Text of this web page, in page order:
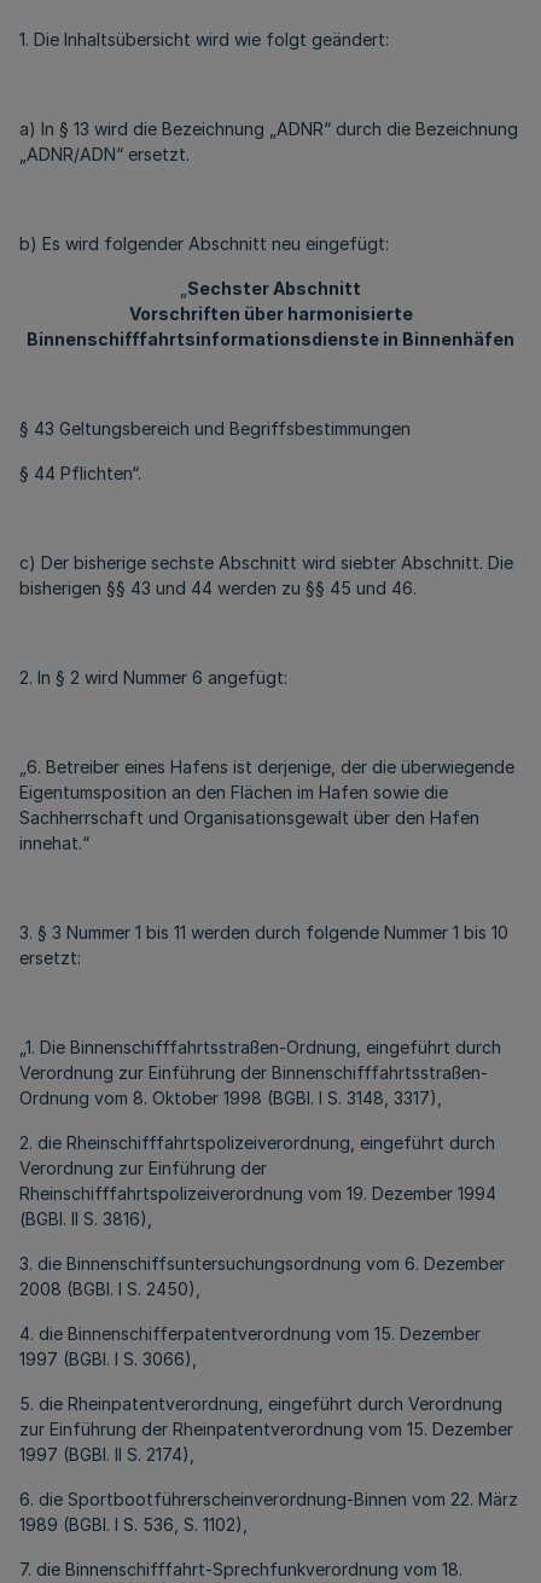
1. Die Inhaltsübersicht wird wie folgt geändert:
a) In § 13 wird die Bezeichnung „ADNR“ durch die Bezeichnung
„ADNR/ADN“ ersetzt.
b) Es wird folgender Abschnitt neu eingefügt:
Sechster Abschnitt
Vorschriften über harmonisierte
Binnenschifffahrtsinformationsdienste in Binnenhäfen
§ 43 Geltungsbereich und Begriffsbestimmungen
§ 44 Pflichten“.
c) Der bisherige sechste Abschnitt wird siebter Abschnitt. Die
bisherigen §§ 43 und 44 werden zu §§ 45 und 46.
2. In § 2 wird Nummer 6 angefügt:
„6. Betreiber eines Hafens ist derjenige, der die überwiegende
Eigentumsposition an den Flächen im Hafen sowie die
Sachherrschaft und Organisationsgewalt über den Hafen
innehat.“
3. § 3 Nummer 1 bis 11 werden durch folgende Nummer 1 bis 10
ersetzt:
„1. Die Binnenschifffahrtsstraßen-Ordnung, eingeführt durch
Verordnung zur Einführung der Binnenschifffahrtsstraßen-
Ordnung vom 8. Oktober 1998 (BGBl. I S. 3148, 3317),
2. die Rheinschifffahrtspolizeiverordnung, eingeführt durch
Verordnung zur Einführung der
Rheinschifffahrtspolizeiverordnung vom 19. Dezember 1994
(BGBl. II S. 3816),
3. die Binnenschiffsuntersuchungsordnung vom 6. Dezember
2008 (BGBl. I S. 2450),
4. die Binnenschifferpatentverordnung vom 15. Dezember
1997 (BGBl. I S. 3066),
5. die Rheinpatentverordnung, eingeführt durch Verordnung
zur Einführung der Rheinpatentverordnung vom 15. Dezember
1997 (BGBl. II S. 2174),
6. die Sportbootführerscheinverordnung-Binnen vom 22. März
1989 (BGBl. I S. 536, S. 1102),
7. die Binnenschifffahrt-Sprechfunkverordnung vom 18.